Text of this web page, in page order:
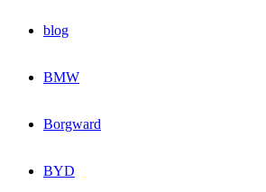
blog
BMW
Borgward
BYD